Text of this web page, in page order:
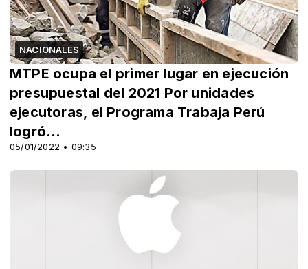
NACIONALES
05/01/2022 • 09:35
MTPE ocupa el primer lugar en ejecución
presupuestal del 2021 Por unidades
ejecutoras, el Programa Trabaja Perú
logró...